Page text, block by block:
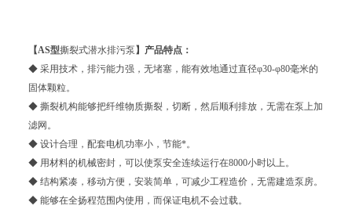
【AS型撕裂式潜水排污泵】产品特点：
◆ 采用技术，排污能力强，无堵塞，能有效地通过直径φ30-φ80毫米的
固体颗粒。
◆ 撕裂机构能够把纤维物质撕裂，切断，然后顺利排放，无需在泵上加
滤网。
◆ 设计合理，配套电机功率小，节能*。
◆ 用材料的机械密封，可以使泵安全连续运行在8000小时以上。
◆ 结构紧凑，移动方便，安装简单，可减少工程造价，无需建造泵房。
◆ 能够在全扬程范围内使用，而保证电机不会过载。